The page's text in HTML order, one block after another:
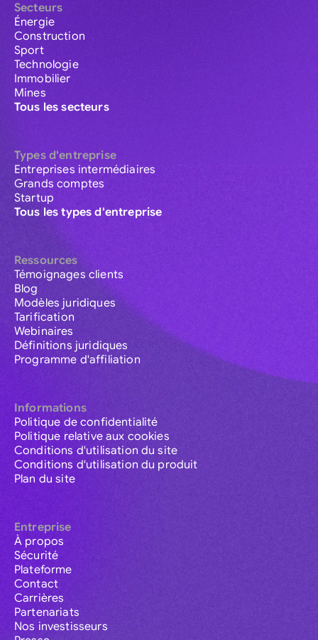
Secteurs
Énergie
Construction
Sport
Technologie
Immobilier
Mines
Tous les secteurs
Types d'entreprise
Entreprises intermédiaires
Grands comptes
Startup
Tous les types d'entreprise
Ressources
Témoignages clients
Blog
Modèles juridiques
Tarification
Webinaires
Définitions juridiques
Programme d'affiliation
Informations
Politique de confidentialité
Politique relative aux cookies
Conditions d'utilisation du site
Conditions d'utilisation du produit
Plan du site
Entreprise
À propos
Sécurité
Plateforme
Contact
Carrières
Partenariats
Nos investisseurs